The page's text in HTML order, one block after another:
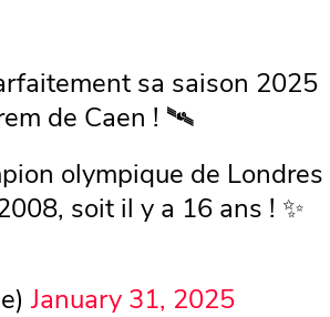
sa saison 2025
de Caen ! 🛰
olympique de Londres
soit il y a 16 ans ! ✨️
January 31, 2025